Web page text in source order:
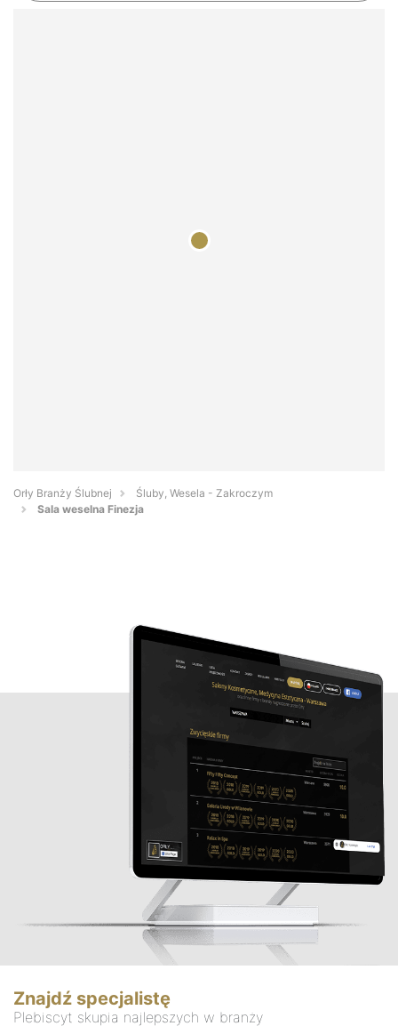
Orły Branży Ślubnej
Śluby, Wesela - Zakroczym
Sala weselna Finezja
Znajdź specjalistę
Plebiscyt skupia najlepszych w branży